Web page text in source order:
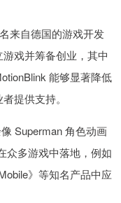
来自德国的游戏开发
戏并筹备创业，其中
能够显著降低
提供支持。
Superman 角色动画
众多游戏中落地，例如
》等知名产品中应